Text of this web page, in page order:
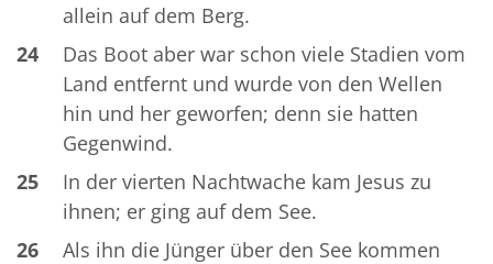
allein auf dem Berg.
24
Das Boot aber war schon viele Stadien vom
Land entfernt und wurde von den Wellen
hin und her geworfen; denn sie hatten
Gegenwind.
25
In der vierten Nachtwache kam Jesus zu
ihnen; er ging auf dem See.
26
Als ihn die Jünger über den See kommen